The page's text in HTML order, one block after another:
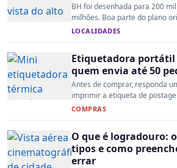
BH foi desenhada para 200
milhões. Boa parte do plano
LOCALIDADES
Etiquetadora portátil
quem envia até 50
Antes de comprar, responda
imprimir a etiqueta de
COMPRAS
O que é logradouro:
tipos e como
errar